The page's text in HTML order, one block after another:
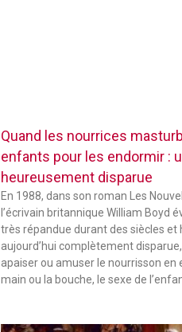
Quand les nourrices
enfants pour les endormir :
heureusement disparue
En 1988, dans son roman Les
l’écrivain britannique William Boyd
très répandue durant des siècles
aujourd’hui complètement
apaiser ou amuser le nourrisson en
main ou la bouche, le sexe de